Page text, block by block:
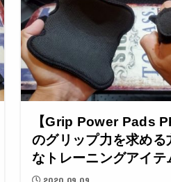
【Grip Power Pads
のグリップ力を求める
なトレーニングアイテ